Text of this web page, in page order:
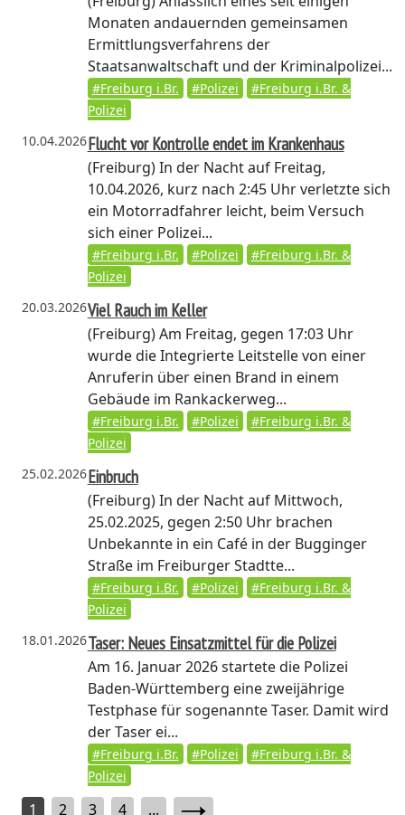
Monaten andauernden gemeinsamen
Ermittlungsverfahrens der
Staatsanwaltschaft und der Kriminalpolizei...
#Freiburg i.Br. #Polizei
#Freiburg i.Br. &
Polizei
10.04.2026Flucht vor Kontrolle endet im Krankenhaus
(Freiburg)In der Nacht auf Freitag,
10.04.2026, kurz nach 2:45 Uhr verletzte sich
ein Motorradfahrer leicht, beim Versuch
sich einer Polizei...
#Freiburg i.Br. #Polizei
#Freiburg i.Br. &
Polizei
20.03.2026Viel Rauch im Keller
(Freiburg)Am Freitag, gegen 17:03 Uhr
wurde die Integrierte Leitstelle von einer
Anruferin über einen Brand in einem
Gebäude im Rankackerweg...
#Freiburg i.Br. #Polizei
#Freiburg i.Br. &
Polizei
25.02.2026Einbruch
(Freiburg)In der Nacht auf Mittwoch,
25.02.2025, gegen 2:50 Uhr brachen
Unbekannte in ein Café in der Bugginger
Straße im Freiburger Stadtte...
#Freiburg i.Br. #Polizei
#Freiburg i.Br. &
Polizei
18.01.2026Taser: Neues Einsatzmittel für die Polizei
Am 16. Januar 2026 startete die Polizei
Baden-Württemberg eine zweijährige
Testphase für sogenannte Taser. Damit wird
der Taser ei...
#Freiburg i.Br. #Polizei
#Freiburg i.Br. &
Polizei
1 2 3 4 ...